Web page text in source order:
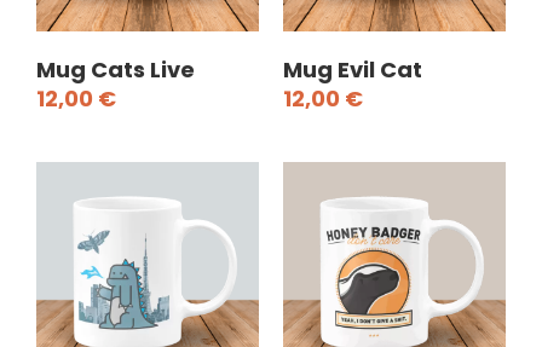
Mug Cats Live
12,00 €
Mug Evil Cat
12,00 €